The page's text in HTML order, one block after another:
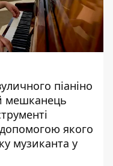
піаніно
мешканець
якого
музиканта у